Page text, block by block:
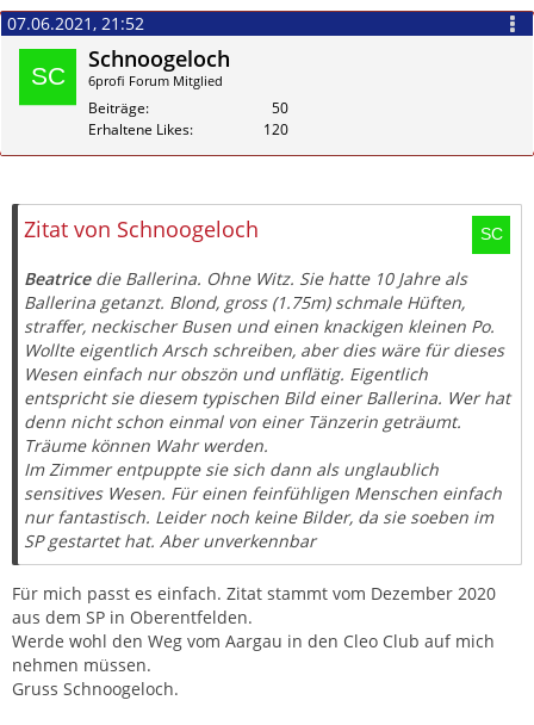
07.06.2021, 21:52
Schnoogeloch
6profi Forum Mitglied
Beiträge
50
Erhaltene Likes
120
Zitat von Schnoogeloch
Beatricedie Ballerina. Ohne Witz. Sie hatte 10 Jahre als
Ballerina getanzt. Blond, gross (1.75m) schmale Hüften,
straffer, neckischer Busen und einen knackigen kleinen Po.
Wollte eigentlich Arsch schreiben, aber dies wäre für dieses
Wesen einfach nur obszön und unflätig. Eigentlich
entspricht sie diesem typischen Bild einer Ballerina. Wer hat
denn nicht schon einmal von einer Tänzerin geträumt.
Träume können Wahr werden.
Im Zimmer entpuppte sie sich dann als unglaublich
sensitives Wesen. Für einen feinfühligen Menschen einfach
nur fantastisch. Leider noch keine Bilder, da sie soeben im
SP gestartet hat. Aber unverkennbar
Für mich passt es einfach. Zitat stammt vom Dezember 2020
aus dem SP in Oberentfelden.
Werde wohl den Weg vom Aargau in den Cleo Club auf mich
nehmen müssen.
Gruss Schnoogeloch.
Zitieren